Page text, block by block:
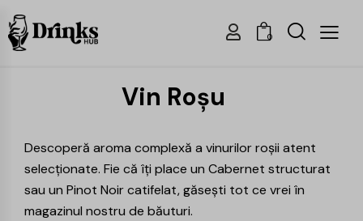
0
Vin Roșu
Descoperă aroma complexă a vinurilor roșii atent
selecționate. Fie că îți place un Cabernet structurat
sau un Pinot Noir catifelat, găsești tot ce vrei în
magazinul nostru de băuturi.